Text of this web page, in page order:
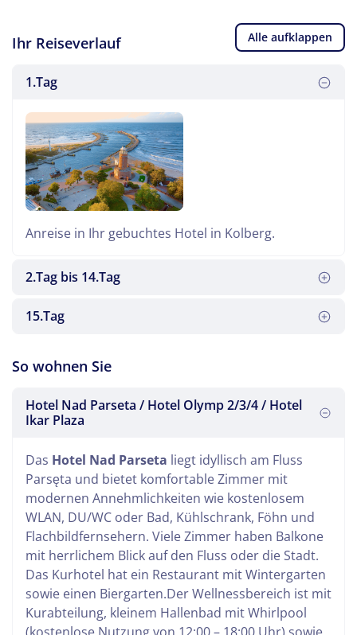
Ihr Reiseverlauf Alle aufklappen
1.Tag
Anreise in Ihr gebuchtes Hotel in Kolberg.
2.Tag bis 14.Tag
An diesen Tagen geniessen Sie Ihre
Ort.
15.Tag
vorbei. Gegen Abend erreichen Sie die Heimat.
So wohnen Sie
Hotel Nad Parseta / Hotel Olymp 2/3/4 / Hotel
Ikar Plaza
Das Hotel Nad Parseta liegt idyllisch am Fluss
Parsęta und bietet komfortable Zimmer mit
modernen Annehmlichkeiten wie kostenlosem
WLAN, DU/WC oder Bad, Kühlschrank, Föhn und
Flachbildfernsehern. Viele Zimmer haben Balkone
mit herrlichem Blick auf den Fluss oder die Stadt.
Das Kurhotel hat ein Restaurant mit Wintergarten
sowie einen Biergarten.Der Wellnessbereich ist mit
Kurabteilung, kleinem Hallenbad mit Whirlpool